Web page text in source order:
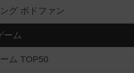
グ ボドファン
ーム
ム TOP50